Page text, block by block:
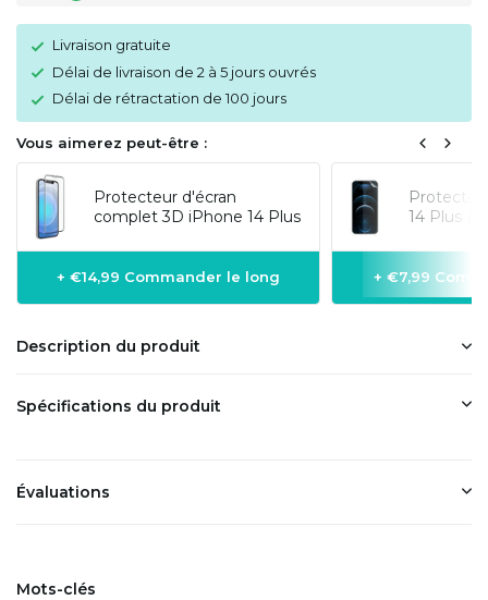
Livraison gratuite
Délai de livraison de 2 à 5 jours ouvrés
Délai de rétractation de 100 jours
Vous aimerez peut-être :
Protecteur d'écran
complet 3D iPhone 14 Plus
+ €14,99 Commander le long
14 Plus
+ €7,99
Description du produit
Spécifications du produit
Évaluations
Mots-clés